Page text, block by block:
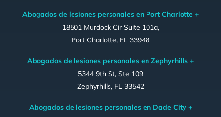
Abogados de lesiones personales en Port Charlotte +
18501 Murdock Cir Suite 101a,
Port Charlotte, FL 33948
Abogados de lesiones personales en Zephyrhills +
5344 9th St, Ste 109
Zephyrhills, FL 33542
Abogados de lesiones personales en Dade City +